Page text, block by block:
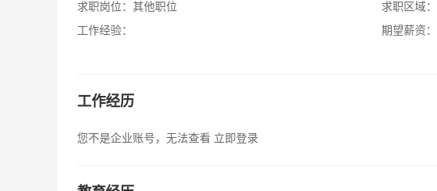
求职岗位： 其他职位
工作经验：
求职区域：
期望薪资：
工作经历
您不是企业账号，无法查看 立即登录